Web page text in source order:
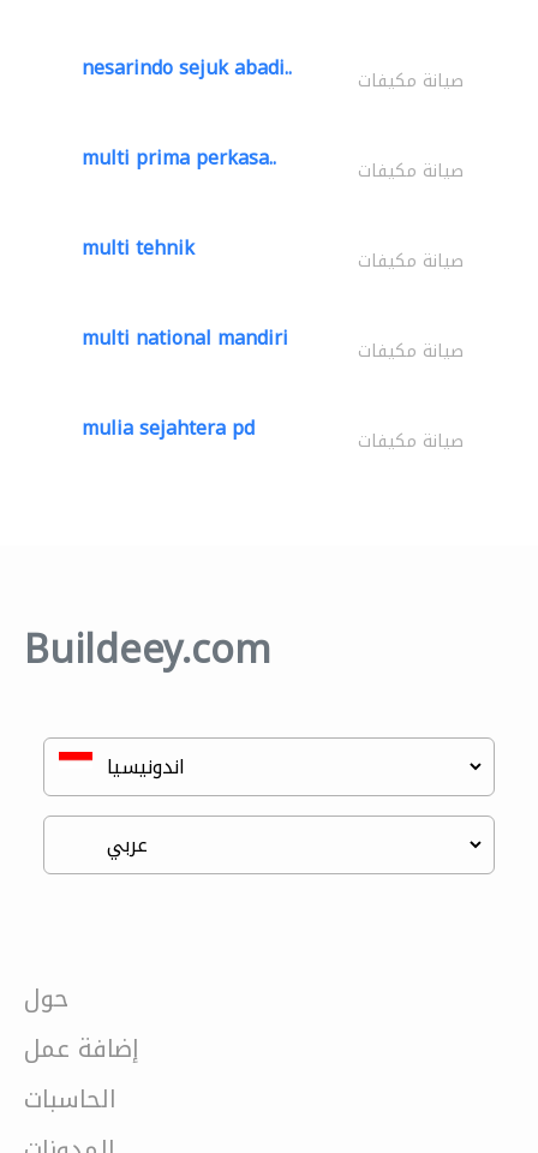
nesarindo sejuk abadi.. صيانة مكيفات
multi prima perkasa.. صيانة مكيفات
multi tehnik صيانة مكيفات
multi national mandiri صيانة مكيفات
mulia sejahtera pd صيانة مكيفات
Buildeey.com
حول
إضافة عمل
الحاسبات